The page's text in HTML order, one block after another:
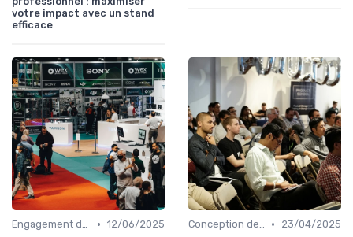
votre impact avec un stand
efficace
Engagement des Visiteurs et Présentation de Produits • 12/06/2025
Conception de Stand et Présentation •
23/04/2025